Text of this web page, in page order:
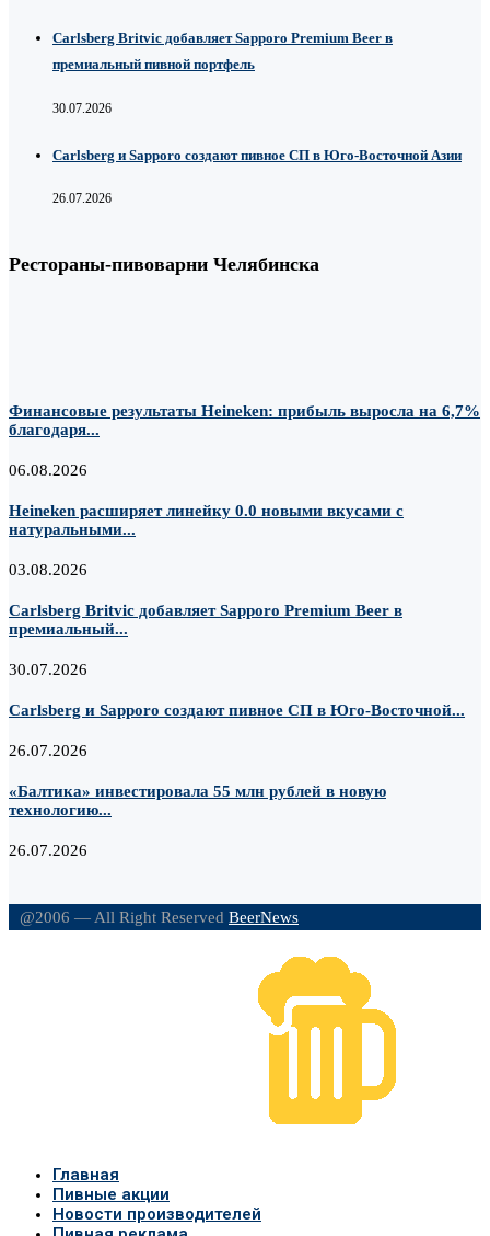
Carlsberg Britvic добавляет Sapporo Premium Beer в
премиальный пивной портфель
30.07.2026
Carlsberg и Sapporo создают пивное СП в Юго-Восточной Азии
26.07.2026
Рестораны-пивоварни Челябинска
Финансовые результаты Heineken: прибыль выросла на 6,7%
благодаря...
06.08.2026
Heineken расширяет линейку 0.0 новыми вкусами с
натуральными...
03.08.2026
Carlsberg Britvic добавляет Sapporo Premium Beer в
премиальный...
30.07.2026
Carlsberg и Sapporo создают пивное СП в Юго-Восточной...
26.07.2026
«Балтика» инвестировала 55 млн рублей в новую
технологию...
26.07.2026
@2006 — All Right Reserved BeerNews
Главная
Пивные акции
Новости производителей